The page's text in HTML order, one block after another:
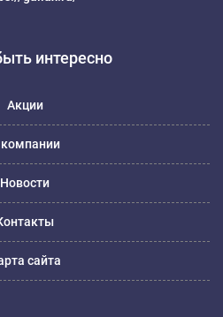
интересно
Акции
Новости
сайта